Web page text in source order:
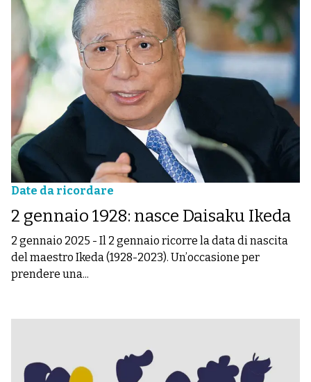
Date da ricordare
2 gennaio 1928: nasce Daisaku Ikeda
2 gennaio 2025 - Il 2 gennaio ricorre la data di nascita
del maestro Ikeda (1928-2023). Un’occasione per
prendere una...